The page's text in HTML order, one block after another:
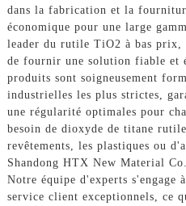
dans la fabrication et la
économique pour une large
leader du rutile TiO2 à bas prix,
de fournir une solution fiable et
produits sont soigneusement
industrielles les plus strictes,
une régularité optimales pour
besoin de dioxyde de titane
revêtements, les plastiques ou
Shandong HTX New Material
Notre équipe d'experts s'engage
service client exceptionnels, ce